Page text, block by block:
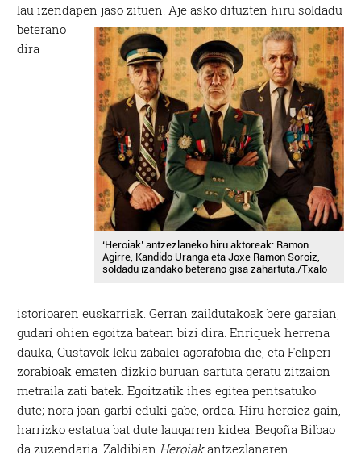
lau izendapen jaso zituen.
‘Heroiak’ antzezlaneko hiru aktoreak: Ramon
Agirre, Kandido Uranga eta Joxe Ramon Soroiz,
soldadu izandako beterano gisa zahartuta./Txalo
Aje asko dituzten hiru soldadu
beterano
dira
istorioaren euskarriak. Gerran zaildutakoak bere garaian,
gudari ohien egoitza batean bizi dira. Enriquek herrena
dauka, Gustavok leku zabalei agorafobia die, eta Feliperi
zorabioak ematen dizkio buruan sartuta geratu zitzaion
metraila zati batek. Egoitzatik ihes egitea pentsatuko
dute; nora joan garbi eduki gabe, ordea. Hiru heroiez gain,
harrizko estatua bat dute laugarren kidea. Begoña Bilbao
da zuzendaria. ZaldibianHeroiakantzezlanaren